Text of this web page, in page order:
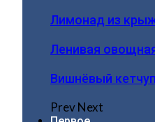
Лимонад из
Ленивая
Вишнёвый кетчуп
PrevNext